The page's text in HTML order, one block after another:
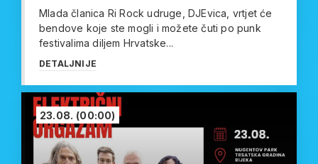
Mlada članica Ri Rock udruge, DJEvica, vrtjet će
bendove koje ste mogli i možete čuti po punk
festivalima diljem Hrvatske...
DETALJNIJE
23.08. (00:00)